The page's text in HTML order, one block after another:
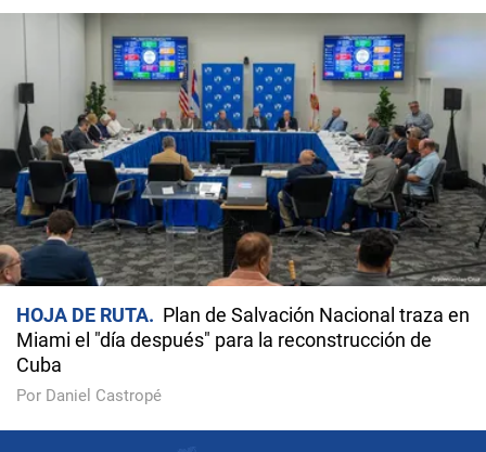
HOJA DE RUTA
Plan de Salvación Nacional traza en
Miami el "día después" para la reconstrucción de
Cuba
Por Daniel Castropé